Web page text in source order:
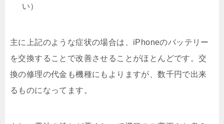
い）
主に上記のような症状の場合は、iPhoneのバッテリー
を交換することで改善させることがほとんどです。交
換の修理の代金も機種にもよりますが、数千円で出来
るものになってます。